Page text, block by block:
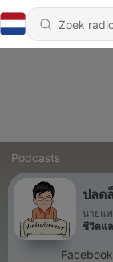
Podcasts
ปลด
นายแ
ชีวิตแ